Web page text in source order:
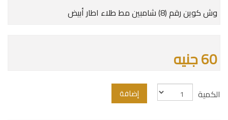
وش كوين رقم (8) شامبين مط طلاء اطار أبيض
60 جنيه
الكمية إضافة